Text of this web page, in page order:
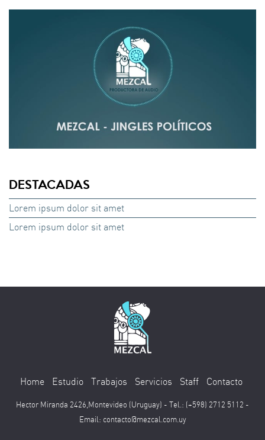
DESTACADAS
Lorem ipsum dolor sit amet
Lorem ipsum dolor sit amet
Home Estudio Trabajos Servicios Staff Contacto
Hector Miranda 2426,Montevideo (Uruguay) - Tel.: (+598) 2712 5112 -
Email: contacto@mezcal.com.uy